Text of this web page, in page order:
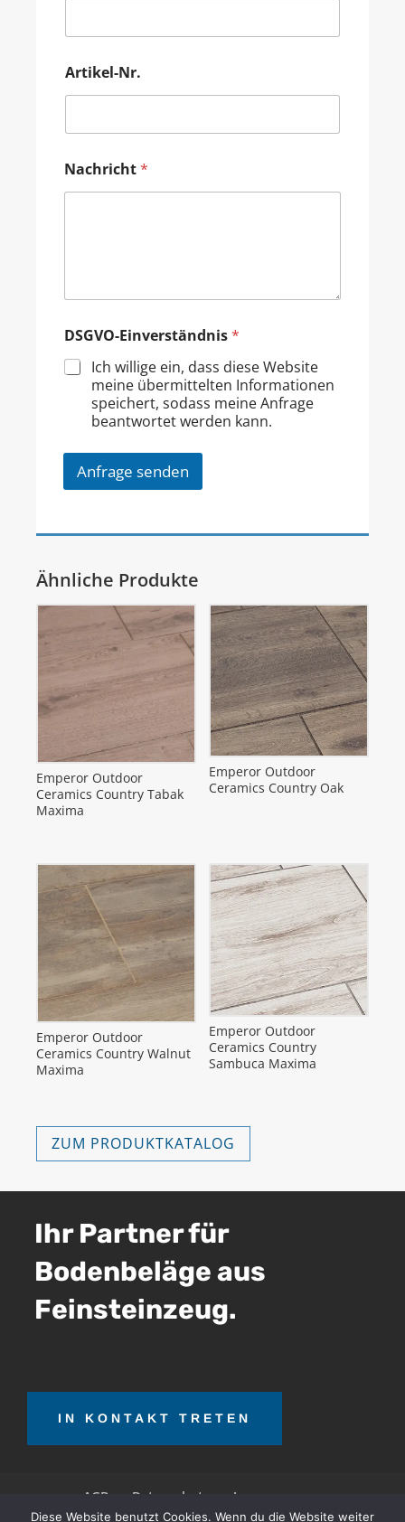
Artikel-Nr.
Nachricht*
DSGVO-Einverständnis*
Ich willige ein, dass diese Website
meine übermittelten Informationen
speichert, sodass meine Anfrage
beantwortet werden kann.
Anfrage senden
Ähnliche Produkte
Emperor Outdoor
Ceramics Country Tabak
Maxima
Emperor Outdoor
Ceramics Country Oak
Emperor Outdoor
Ceramics Country Walnut
Maxima
Emperor Outdoor
Ceramics Country
Sambuca Maxima
ZUM PRODUKTKATALOG
Ihr Partner für
Bodenbeläge aus
Feinsteinzeug.
IN KONTAKT TRETEN
AGB Datenschutz Impressum
Diese Website benutzt Cookies. Wenn du die Website weiter